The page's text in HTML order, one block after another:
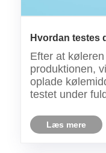
Hvordan testes
Efter at
produktionen,
oplade
testet under
enhverLæs mere